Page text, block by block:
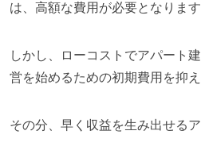
は、高額な費用が必要となります
しかし、ローコストでアパート
営を始めるための初期費用を抑
その分、早く収益を生み出せる